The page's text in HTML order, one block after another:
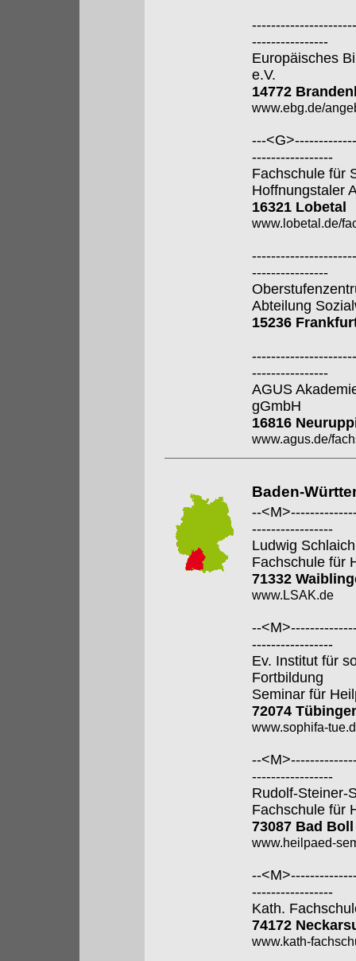
----------------
Europäisches
e.V.
14772
www.ebg.de/
---
-----------------
Fachschule für
Hoffnungstaler
16321 Lobetal
www.lobetal.de/
----------------
Abteilung
15236
----------------
AGUS
gGmbH
16816
www.agus.de/
Baden-
--
-----------------
Ludwig
Fachschule für
71332
www.LSAK.de
--
-----------------
Ev. Institut für
Fortbildung
Seminar für
72074
www.sophifa-
--
-----------------
Rudolf-Steiner-
Fachschule für
73087 Bad Boll
www.heilpaed-
--
-----------------
Kath.
74172
www.kath-